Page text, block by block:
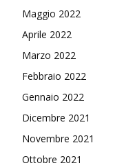
Maggio 2022
Aprile 2022
Marzo 2022
Febbraio 2022
Gennaio 2022
Dicembre 2021
Novembre 2021
Ottobre 2021